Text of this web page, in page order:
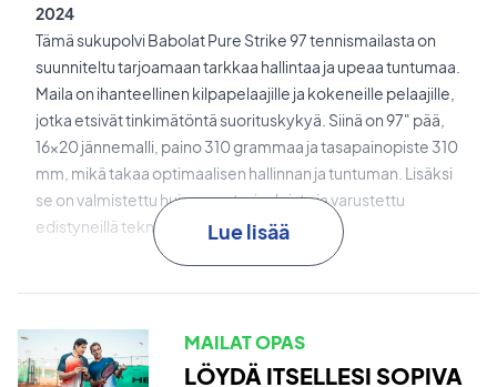
2024
Tämä sukupolvi Babolat Pure Strike 97 tennismailasta on
suunniteltu tarjoamaan tarkkaa hallintaa ja upeaa tuntumaa.
Maila on ihanteellinen kilpapelaajille ja kokeneille pelaajille,
jotka etsivät tinkimätöntä suorituskykyä. Siinä on 97" pää,
16x20 jännemalli, paino 310 grammaa ja tasapainopiste 310
mm, mikä takaa optimaalisen hallinnan ja tuntuman. Lisäksi
se on valmistettu huippumateriaaleista ja varustettu
edistyneillä teknologioilla.
värinänvaimennusta ja lisää tuntumaa.
Lue lisää
MAILAT OPAS
LÖYDÄ ITSELLESI SOPIVA